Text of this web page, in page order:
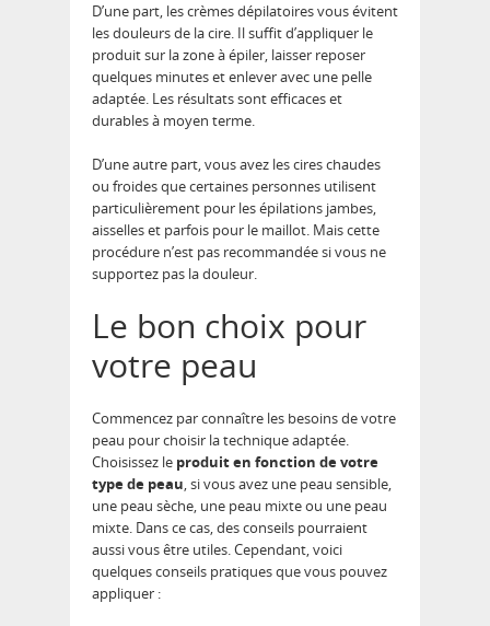
D’une part, les crèmes dépilatoires vous évitent
les douleurs de la cire. Il suffit d’appliquer le
produit sur la zone à épiler, laisser reposer
quelques minutes et enlever avec une pelle
adaptée. Les résultats sont efficaces et
durables à moyen terme.
D’une autre part, vous avez les cires chaudes
ou froides que certaines personnes utilisent
particulièrement pour les épilations jambes,
aisselles et parfois pour le maillot. Mais cette
procédure n’est pas recommandée si vous ne
supportez pas la douleur.
Le bon choix pour
votre peau
Commencez par connaître les besoins de votre
peau pour choisir la technique adaptée.
Choisissez le produit en fonction de votre
type de peau, si vous avez une peau sensible,
une peau sèche, une peau mixte ou une peau
mixte. Dans ce cas, des conseils pourraient
aussi vous être utiles. Cependant, voici
quelques conseils pratiques que vous pouvez
appliquer :